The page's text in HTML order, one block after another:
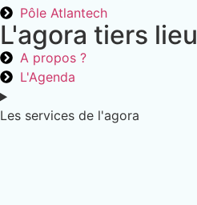
Pôle Atlantech
L'agora tiers lieu
A propos ?
L'Agenda
Les services de l'agora